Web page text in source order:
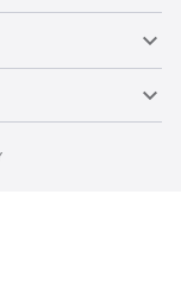
2026年11月發售
月發售